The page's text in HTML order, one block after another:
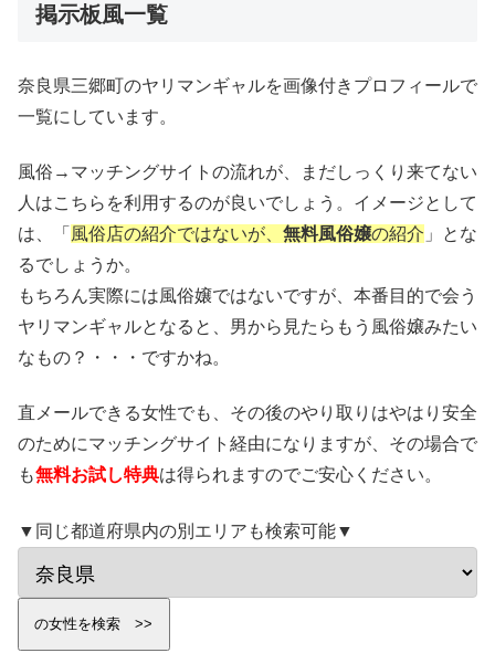
掲示板風一覧
奈良県三郷町のヤリマンギャルを画像付きプロフィールで
一覧にしています。
風俗→マッチングサイトの流れが、まだしっくり来てない
人はこちらを利用するのが良いでしょう。イメージとして
は、「 風俗店の紹介ではないが、 無料風俗嬢の紹介 」とな
るでしょうか。
もちろん実際には風俗嬢ではないですが、本番目的で会う
ヤリマンギャルとなると、男から見たらもう風俗嬢みたい
なもの？・・・ですかね。
直メールできる女性でも、その後のやり取りはやはり安全
のためにマッチングサイト経由になりますが、その場合で
も無料お試し特典は得られますのでご安心ください。
▼同じ都道府県内の別エリアも検索可能▼